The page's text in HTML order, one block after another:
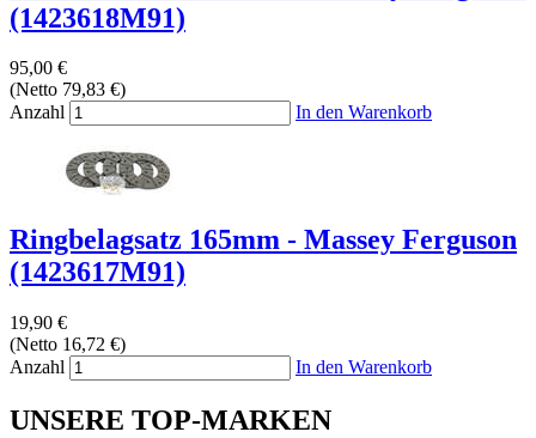
(1423618M91)
95,00 €
(Netto 79,83 €)
Anzahl
In den Warenkorb
Ringbelagsatz 165mm - Massey Ferguson
(1423617M91)
19,90 €
(Netto 16,72 €)
Anzahl
In den Warenkorb
UNSERE TOP-MARKEN